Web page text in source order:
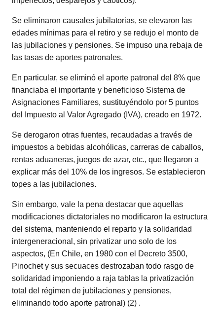
Se eliminaron causales jubilatorias, se elevaron las
edades mínimas para el retiro y se redujo el monto de
las jubilaciones y pensiones. Se impuso una rebaja de
las tasas de aportes patronales.
En particular, se eliminó el aporte patronal del 8% que
financiaba el importante y beneficioso Sistema de
Asignaciones Familiares, sustituyéndolo por 5 puntos
del Impuesto al Valor Agregado (IVA), creado en 1972.
Se derogaron otras fuentes, recaudadas a través de
impuestos a bebidas alcohólicas, carreras de caballos,
rentas aduaneras, juegos de azar, etc., que llegaron a
explicar más del 10% de los ingresos. Se establecieron
topes a las jubilaciones.
Sin embargo, vale la pena destacar que aquellas
modificaciones dictatoriales no modificaron la estructura
del sistema, manteniendo el reparto y la solidaridad
intergeneracional, sin privatizar uno solo de los
aspectos, (En Chile, en 1980 con el Decreto 3500,
Pinochet y sus secuaces destrozaban todo rasgo de
solidaridad imponiendo a raja tablas la privatización
total del régimen de jubilaciones y pensiones,
eliminando todo aporte patronal) (2) .